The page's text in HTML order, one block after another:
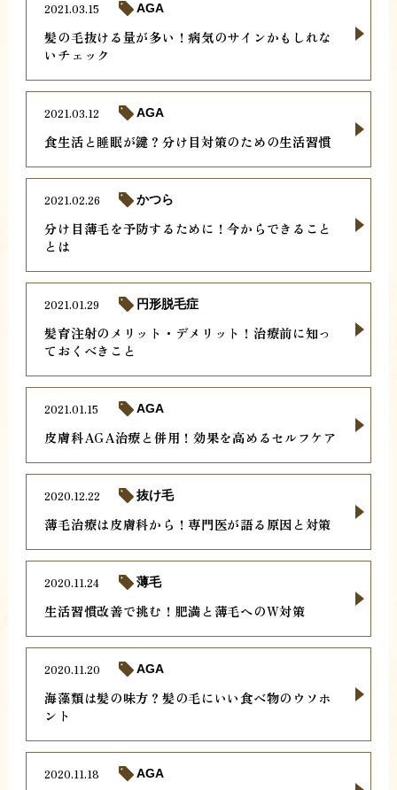
髪の毛抜ける量が多い！病気のサインかもしれな
いチェック
2021.03.15 AGA
食生活と睡眠が鍵？分け目対策のための生活習慣
2021.03.12 AGA
分け目薄毛を予防するために！今からできること
とは
2021.02.26 かつら
髪育注射のメリット・デメリット！治療前に知っ
ておくべきこと
2021.01.29 円形脱毛症
皮膚科AGA治療と併用！効果を高めるセルフケア
2021.01.15 AGA
薄毛治療は皮膚科から！専門医が語る原因と対策
2020.12.22 抜け毛
生活習慣改善で挑む！肥満と薄毛へのW対策
2020.11.24 薄毛
海藻類は髪の味方？髪の毛にいい食べ物のウソホ
ント
2020.11.20 AGA
2020.11.18 AGA